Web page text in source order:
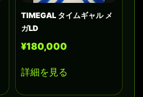
TIMEGAL タイムギャル メ
ガLD
¥180,000
詳細を見る